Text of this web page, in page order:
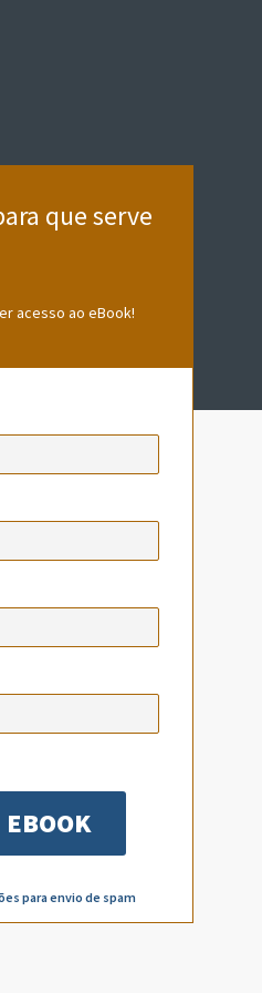
que serve
acesso ao eBook!
para envio de spam